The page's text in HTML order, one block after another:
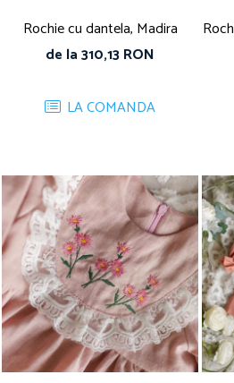
Rochie cu dantela, Madira
de la 310,13 RON
LA COMANDA